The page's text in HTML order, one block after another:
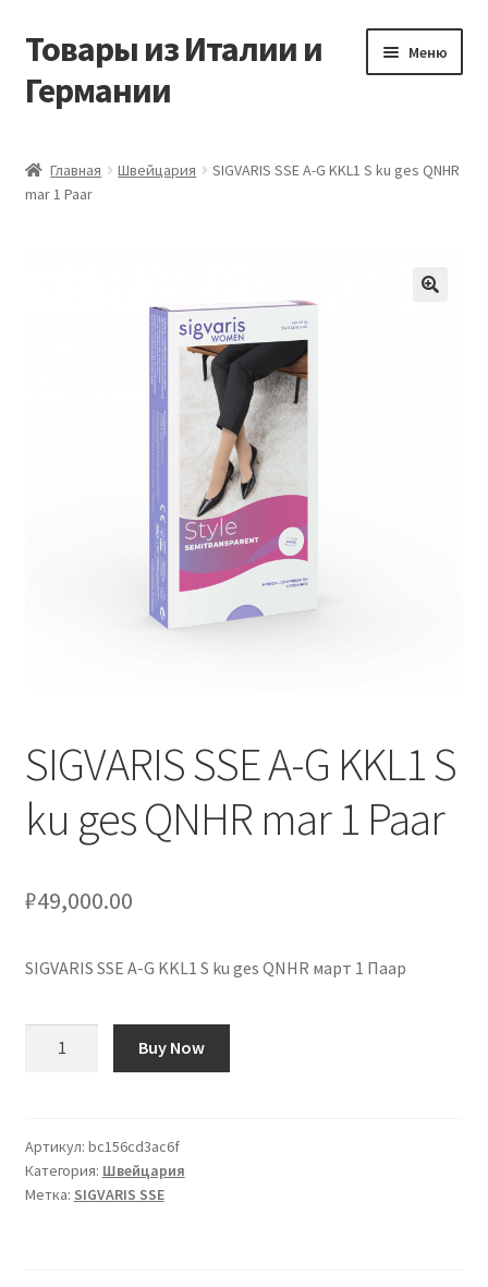
Перейти
навигации
Перейти
содержимому
Товары из Италии и
Германии
Меню
Виды доставки
Оставить отзыв
Оформление заказа
Подтверждение заказа
Главная Швейцария
SIGVARIS SSE A-G KKL1 S ku ges QNHR
mar 1 Paar
SIGVARIS SSE A-G KKL1 S
ku ges QNHR mar 1 Paar
₽49,000.00
SIGVARIS SSE A-G KKL1 S ku ges QNHR март 1 Паар
A-
G
KKL1
Buy Now
Артикул: bc156cd3ac6f
Категория: Швейцария
Метка: SIGVARIS SSE